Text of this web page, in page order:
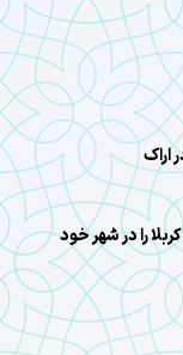
اراک
را در شهر خود